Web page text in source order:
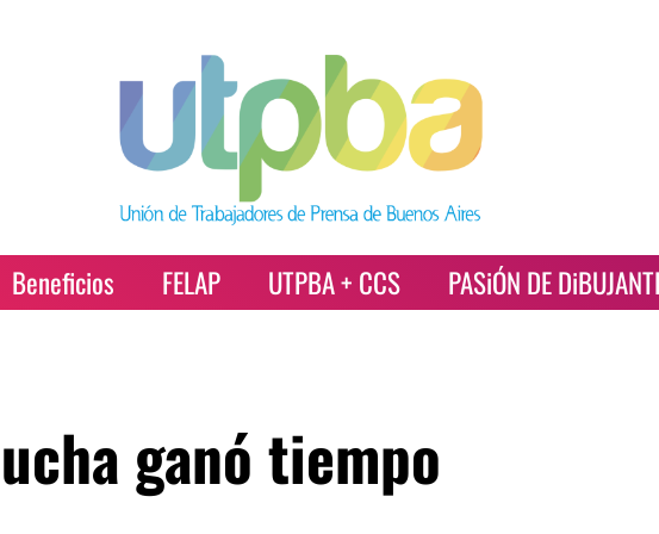
Beneficios FELAP UTPBA + CCS PASiÓN DE
ganó tiempo